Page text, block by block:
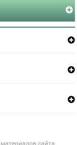
сайта